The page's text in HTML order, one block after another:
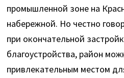
промышленной зоне на
набережной. Но честно
при окончательной
благоустройства, район
привлекательным местом